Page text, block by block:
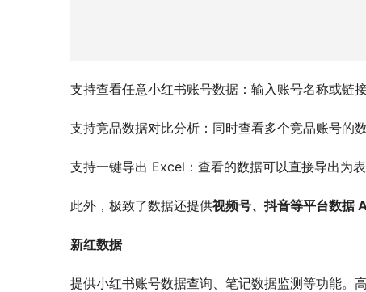
支持查看任意小红书账号数据：输入账号名称或链
支持竞品数据对比分析：同时查看多个竞品账号的
支持一键导出 Excel：查看的数据可以直接导出为表
此外，极致了数据还提供视频号、抖音等平台数据
新红数据
提供小红书账号数据查询、笔记数据监测等功能。